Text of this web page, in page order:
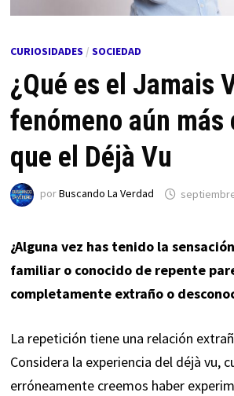
CURIOSIDADES / SOCIEDAD
¿Qué es el Jamais
fenómeno aún más
que el Déjà Vu
porBuscando La Verdad
¿Alguna vez has tenido la
familiar o conocido de repente
completamente extraño o
La repetición tiene una relación
Considera la experiencia del déjà vu,
erróneamente creemos haber